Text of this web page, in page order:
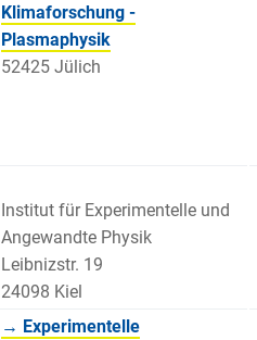
Klimaforschung -
Plasmaphysik
52425 Jülich
Institut für Experimentelle und
Angewandte Physik
Leibnizstr. 19
24098 Kiel
→ Experimentelle